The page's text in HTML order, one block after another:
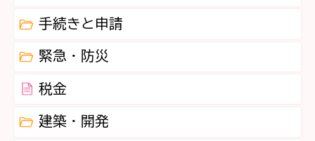
手続きと申請
緊急・防災
税金
建築・開発